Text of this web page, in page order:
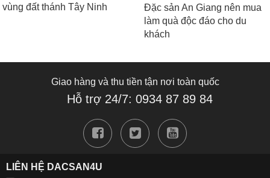
vùng đất thánh Tây Ninh
Đặc sản An Giang nên mua
làm quà độc đáo cho du
khách
Giao hàng và thu tiền tận nơi toàn quốc
Hỗ trợ 24/7: 0934 87 89 84
LIÊN HỆ DACSAN4U